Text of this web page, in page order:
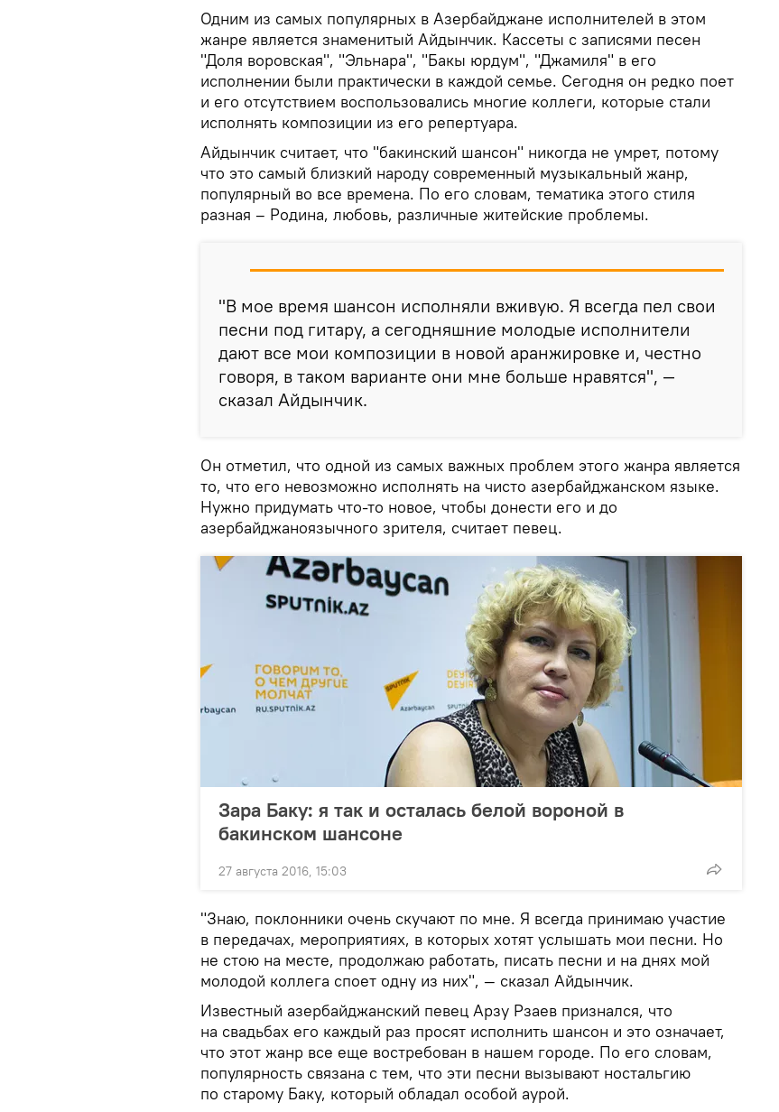
Одним из самых популярных в Азербайджане исполнителей в этом
жанре является знаменитый Айдынчик. Кассеты с записями песен
"Доля воровская", "Эльнара", "Бакы юрдум", "Джамиля" в его
исполнении были практически в каждой семье. Сегодня он редко поет
и его отсутствием воспользовались многие коллеги, которые стали
исполнять композиции из его репертуара.
Айдынчик считает, что "бакинский шансон" никогда не умрет, потому
что это самый близкий народу современный музыкальный жанр,
популярный во все времена. По его словам, тематика этого стиля
разная – Родина, любовь, различные житейские проблемы.
"В мое время шансон исполняли вживую. Я всегда пел свои
песни под гитару, а сегодняшние молодые исполнители
дают все мои композиции в новой аранжировке и, честно
говоря, в таком варианте они мне больше нравятся", —
сказал Айдынчик.
Он отметил, что одной из самых важных проблем этого жанра является
то, что его невозможно исполнять на чисто азербайджанском языке.
Нужно придумать что-то новое, чтобы донести его и до
азербайджаноязычного зрителя, считает певец.
Зара Баку: я так и осталась белой вороной в
бакинском шансоне
27 августа 2016, 15:03
"Знаю, поклонники очень скучают по мне. Я всегда принимаю участие
в передачах, мероприятиях, в которых хотят услышать мои песни. Но
не стою на месте, продолжаю работать, писать песни и на днях мой
молодой коллега споет одну из них", — сказал Айдынчик.
Известный азербайджанский певец Арзу Рзаев признался, что
на свадьбах его каждый раз просят исполнить шансон и это означает,
что этот жанр все еще востребован в нашем городе. По его словам,
популярность связана с тем, что эти песни вызывают ностальгию
по старому Баку, который обладал особой аурой.